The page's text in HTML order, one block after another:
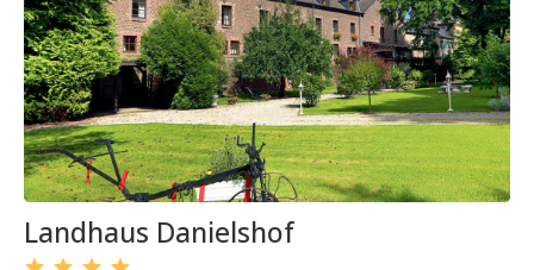
Landhaus Danielshof